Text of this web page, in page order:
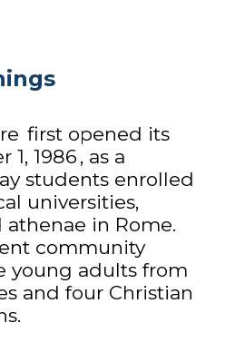
first opened its
1, 1986 , as a
students enrolled
universities,
in Rome.
community
young adults from
and four Christian